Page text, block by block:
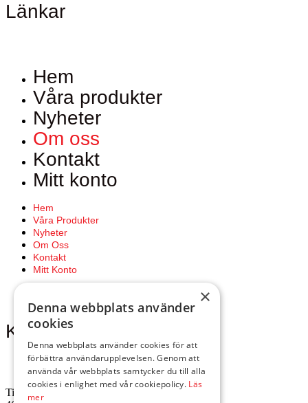
Länkar
Hem
Våra produkter
Nyheter
Om oss
Kontakt
Mitt konto
Hem
Våra Produkter
Nyheter
Om Oss
Kontakt
Mitt Konto
Kontakta oss
Tingvallavägen 34
×
Denna webbplats använder
cookies
Denna webbplats använder cookies för att
förbättra användarupplevelsen. Genom att
använda vår webbplats samtycker du till alla
cookies i enlighet med vår cookiepolicy. Läs
mer